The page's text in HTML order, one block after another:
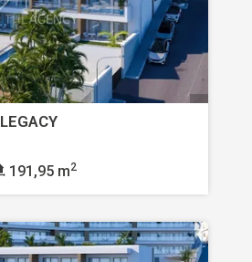
191,95 m2